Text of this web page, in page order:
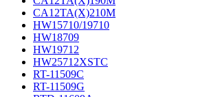
CA12TA(X)210M
HW15710/19710
HW18709
HW19712
HW25712XSTC
RT-11509C
RT-11509G